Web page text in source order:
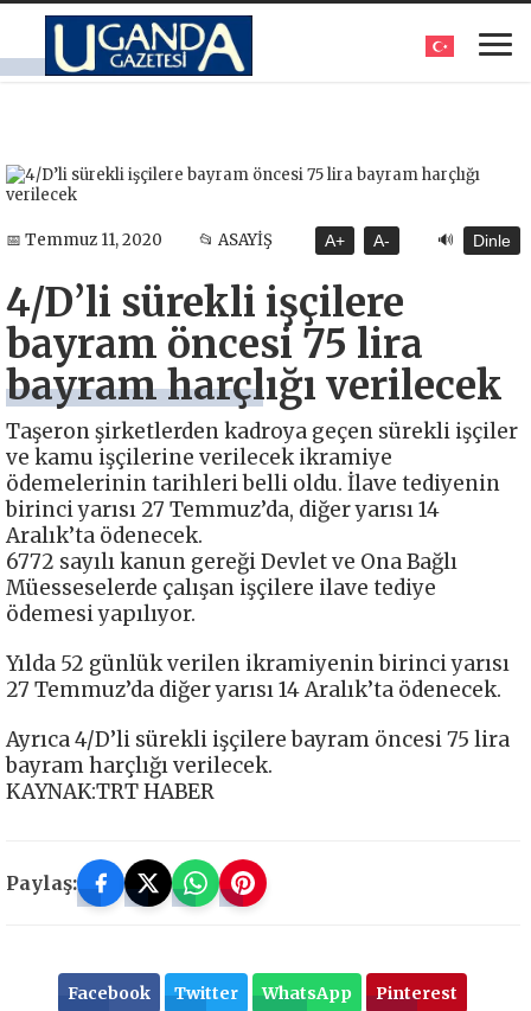
📅 Temmuz 11, 2020 📂 ASAYİŞ A+ A- 🔊 Dinle
4/D’li sürekli işçilere
bayram öncesi 75 lira
bayram harçlığı verilecek
Taşeron şirketlerden kadroya geçen sürekli işçiler
ve kamu işçilerine verilecek ikramiye
ödemelerinin tarihleri belli oldu. İlave tediyenin
birinci yarısı 27 Temmuz’da, diğer yarısı 14
Aralık’ta ödenecek.
6772 sayılı kanun gereği Devlet ve Ona Bağlı
Müesseselerde çalışan işçilere ilave tediye
ödemesi yapılıyor.
Yılda 52 günlük verilen ikramiyenin birinci yarısı
27 Temmuz’da diğer yarısı 14 Aralık’ta ödenecek.
Ayrıca 4/D’li sürekli işçilere bayram öncesi 75 lira
bayram harçlığı verilecek.
KAYNAK:TRT HABER
Paylaş:
Facebook Twitter WhatsApp Pinterest